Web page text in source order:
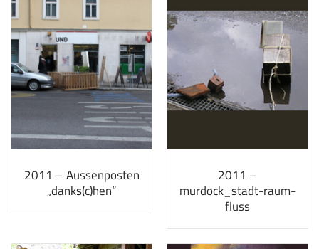
2011 – Aussenposten
„danks(c)hen“
2011 –
murdock_stadt-raum-
fluss